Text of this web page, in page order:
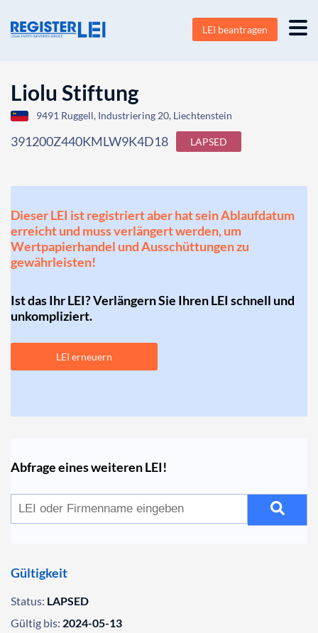
LEI beantragen
Liolu Stiftung
9491 Ruggell, Industriering 20, Liechtenstein
391200Z440KMLW9K4D18 LAPSED
Dieser LEI ist registriert aber hat sein Ablaufdatum
erreicht und muss verlängert werden, um
Wertpapierhandel und Ausschüttungen zu
gewährleisten!
Ist das Ihr LEI? Verlängern Sie Ihren LEI schnell und
unkompliziert.
LEI erneuern
Abfrage eines weiteren LEI!
Gültigkeit
Status: LAPSED
Gültig bis: 2024-05-13